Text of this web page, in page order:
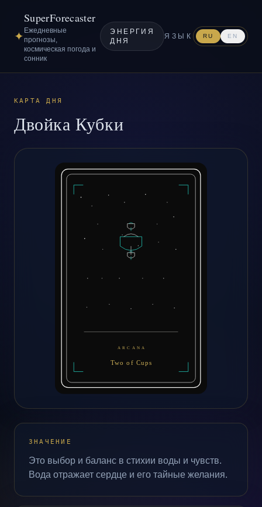
✦
SuperForecaster
Ежедневные
прогнозы,
космическая погода и
сонник
ЭНЕРГИЯ
ДНЯ
ЯЗЫК RU EN
КАРТА ДНЯ
Двойка Кубки
ЗНАЧЕНИЕ
Это выбор и баланс в стихии воды и чувств.
Вода отражает сердце и его тайные желания.